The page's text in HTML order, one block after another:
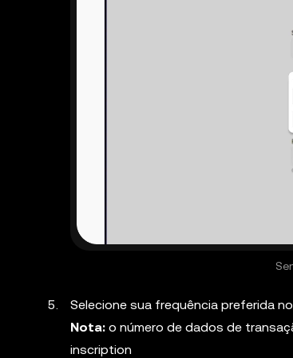
Selecione sua frequência preferida
Nota: o número de dados de
inscription